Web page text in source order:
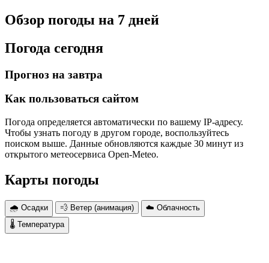
Обзор погоды на 7 дней
Погода сегодня
Прогноз на завтра
Как пользоваться сайтом
Погода определяется автоматически по вашему IP-адресу.
Чтобы узнать погоду в другом городе, воспользуйтесь
поиском выше. Данные обновляются каждые 30 минут из
открытого метеосервиса Open-Meteo.
Карты погоды
🌧 Осадки 💨 Ветер (анимация)
☁️ Облачность
🌡 Температура